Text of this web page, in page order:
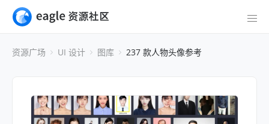
资源广场 UI 设计 图库 237 款人物头像参考